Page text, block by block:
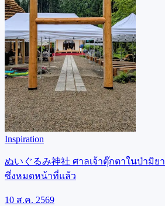
Inspiration
ぬいぐるみ神社 ศาลเจ้าตุ๊กตาในป่ามิ
ซึ่งหมดหน้าที่แล้ว
10 ส.ค. 2569